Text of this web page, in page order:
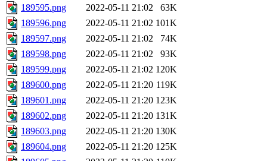
189595.png
2022-05-11 21:02
63K
189596.png
2022-05-11 21:02 101K
189597.png
2022-05-11 21:02
74K
189598.png
2022-05-11 21:02
93K
189599.png
2022-05-11 21:02 120K
189600.png
2022-05-11 21:20 119K
189601.png
2022-05-11 21:20 123K
189602.png
2022-05-11 21:20 131K
189603.png
2022-05-11 21:20 130K
189604.png
2022-05-11 21:20 125K